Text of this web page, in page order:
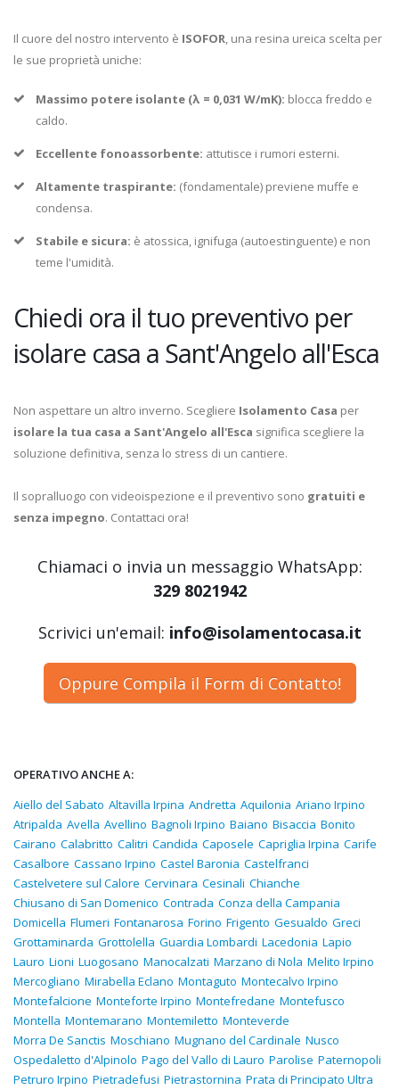
Il cuore del nostro intervento è ISOFOR, una resina ureica scelta per
le sue proprietà uniche:
Massimo potere isolante (λ = 0,031 W/mK): blocca freddo e
caldo.
Eccellente fonoassorbente: attutisce i rumori esterni.
Altamente traspirante: (fondamentale) previene muffe e
condensa.
Stabile e sicura: è atossica, ignifuga (autoestinguente) e non
teme l'umidità.
Chiedi ora il tuo preventivo per
isolare casa a Sant'Angelo all'Esca
Non aspettare un altro inverno. Scegliere Isolamento Casa per
isolare la tua casa a Sant'Angelo all'Esca significa scegliere la
soluzione definitiva, senza lo stress di un cantiere.
Il sopralluogo con videoispezione e il preventivo sono gratuiti e
senza impegno. Contattaci ora!
Chiamaci o invia un messaggio WhatsApp:
329 8021942
Scrivici un'email: info@isolamentocasa.it
Oppure Compila il Form di Contatto!
OPERATIVO ANCHE A:
Aiello del Sabato Altavilla Irpina Andretta Aquilonia Ariano Irpino
Atripalda Avella Avellino Bagnoli Irpino Baiano Bisaccia Bonito
Cairano Calabritto Calitri Candida Caposele Capriglia Irpina Carife
Casalbore Cassano Irpino Castel Baronia Castelfranci
Castelvetere sul Calore Cervinara Cesinali Chianche
Chiusano di San Domenico Contrada Conza della Campania
Domicella Flumeri Fontanarosa Forino Frigento Gesualdo Greci
Grottaminarda Grottolella Guardia Lombardi Lacedonia Lapio
Lauro Lioni Luogosano Manocalzati Marzano di Nola Melito Irpino
Mercogliano Mirabella Eclano Montaguto Montecalvo Irpino
Montefalcione Monteforte Irpino Montefredane Montefusco
Montella Montemarano Montemiletto Monteverde
Morra De Sanctis Moschiano Mugnano del Cardinale Nusco
Ospedaletto d'Alpinolo Pago del Vallo di Lauro Parolise Paternopoli
Petruro Irpino Pietradefusi Pietrastornina Prata di Principato Ultra